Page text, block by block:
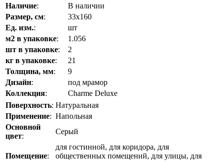
Наличие:
В наличии
Размер, см:
33x160
Ед. изм.:
шт
м2 в упаковке:
1.056
шт в упаковке:
2
кг в упаковке:
21
Толщина, мм:
9
Дизайн:
под мрамор
Коллекция:
Charme Deluxe
Поверхность: Натуральная
Применение: Напольная
Основной
цвет:
Серый
Помещение:
для гостинной, для коридора, для
общественных помещений, для улицы, для